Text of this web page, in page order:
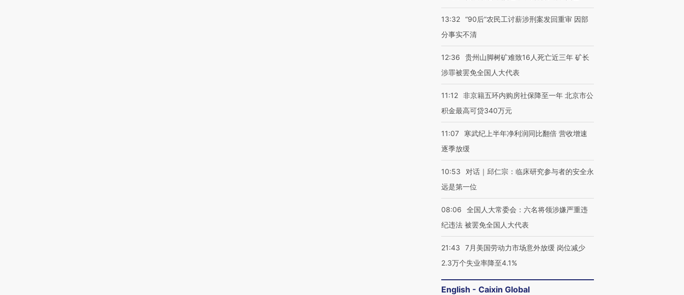
13:32 “90后”农民工讨薪涉刑案发回重审 因部
分事实不清
12:36
贵州山脚树矿难致16人死亡近三年 矿长
涉罪被罢免全国人大代表
11:12 非京籍五环内购房社保降至一年 北京市公
积金最高可贷340万元
11:07
寒武纪上半年净利润同比翻倍 营收增速
逐季放缓
10:53
对话｜邱仁宗：临床研究参与者的安全永
远是第一位
08:06
全国人大常委会：六名将领涉嫌严重违
纪违法 被罢免全国人大代表
21:43
7月美国劳动力市场意外放缓 岗位减少
2.3万个失业率降至4.1%
English - Caixin Global